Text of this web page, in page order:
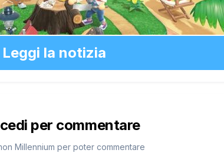
Leggi la notizia
per commentare
Millennium per poter commentare